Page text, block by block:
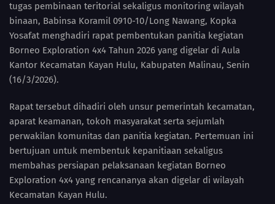
tugas pembinaan teritorial sekaligus monitoring wilayah
binaan, Babinsa Koramil 0910-10/Long Nawang, Kopka
Yosafat menghadiri rapat pembentukan panitia kegiatan
Borneo Exploration 4x4 Tahun 2026 yang digelar di Aula
Kantor Kecamatan Kayan Hulu, Kabupaten Malinau, Senin
(16/3/2026).
Rapat tersebut dihadiri oleh unsur pemerintah kecamatan,
aparat keamanan, tokoh masyarakat serta sejumlah
perwakilan komunitas dan panitia kegiatan. Pertemuan ini
bertujuan untuk membentuk kepanitiaan sekaligus
membahas persiapan pelaksanaan kegiatan Borneo
Exploration 4x4 yang rencananya akan digelar di wilayah
Kecamatan Kayan Hulu.